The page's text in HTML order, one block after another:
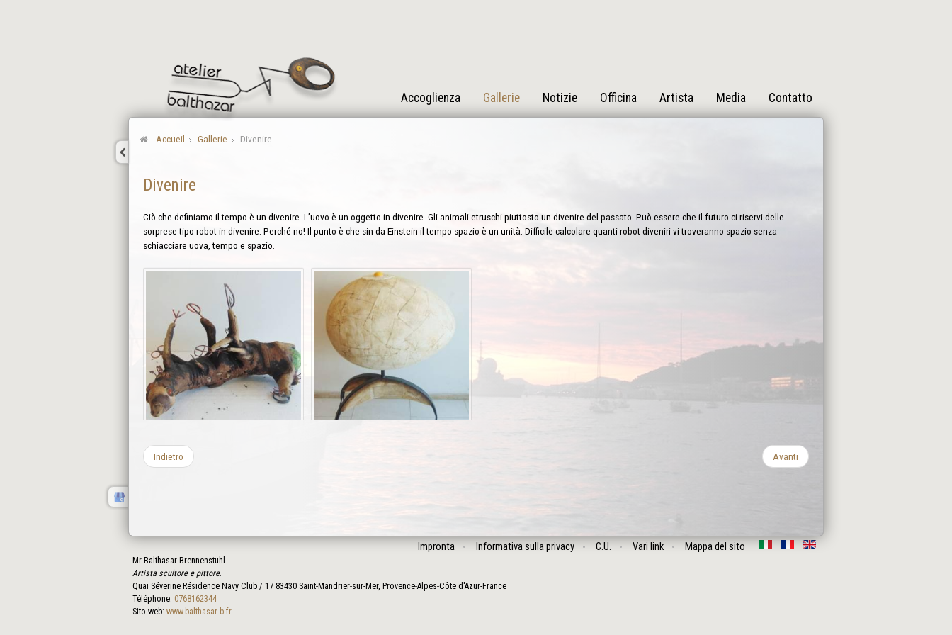
Accoglienza Gallerie Notizie Officina Artista Media Contatto
Accueil Gallerie Divenire
Divenire
Ciò che definiamo il tempo è un divenire. L’uovo è un oggetto in divenire. Gli animali etruschi piuttosto un divenire del passato. Può essere che il futuro ci riservi delle
sorprese tipo robot in divenire. Perché no! Il punto è che sin da Einstein il tempo-spazio è un unità. Difficile calcolare quanti robot-diveniri vi troveranno spazio senza
schiacciare uova, tempo e spazio.
Indietro Avanti
Impronta Informativa sulla privacy C.U. Vari link Mappa del sito
Mr Balthasar Brennenstuhl
Artista scultore e pittore.
Quai Séverine Résidence Navy Club / 17 83430 Saint-Mandrier-sur-Mer, Provence-Alpes-Côte d'Azur-France
Téléphone: 0768162344
Sito web: www.balthasar-b.fr